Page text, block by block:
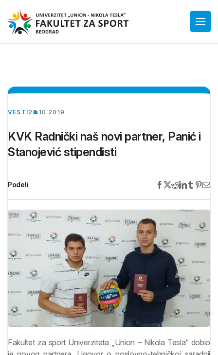
VESTI22.10.2019
KVK Radnički naš novi partner, Panić i
Stanojević stipendisti
Podeli
Fakultet za sport Univerziteta „Union – Nikola Tesla“ dobio